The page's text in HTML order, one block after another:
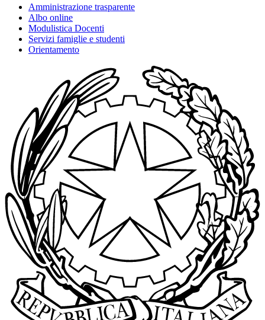
Amministrazione trasparente
Albo online
Modulistica Docenti
Servizi famiglie e studenti
Orientamento